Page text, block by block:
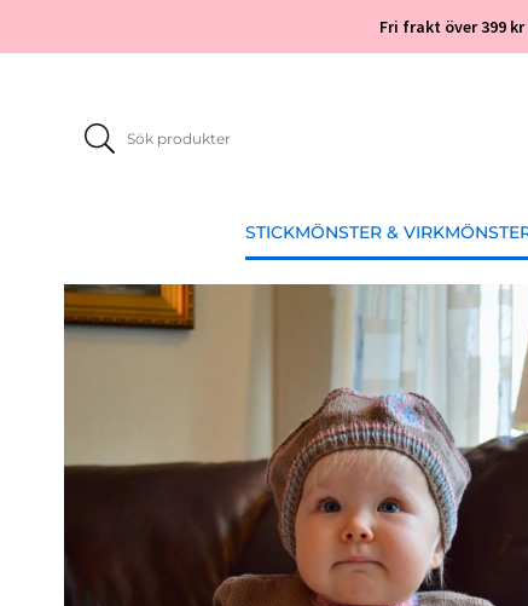
Fri frakt över 399
STICKMÖNSTER &